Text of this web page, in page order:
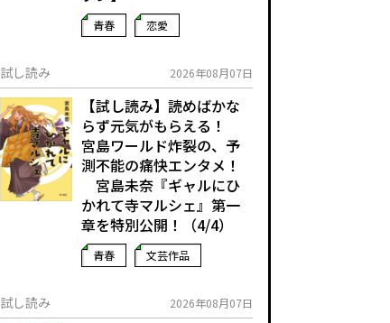
青春 恋愛
試し読み 2026年08月07日
【試し読み】読めばかな
らず元気がもらえる！
宮島ワールド炸裂の、予
測不能の痛快エンタメ！
宮島未奈『ギャルにひ
かれて寺マルシェ』第一
章を特別公開！（4/4）
青春 文芸作品
試し読み 2026年08月07日